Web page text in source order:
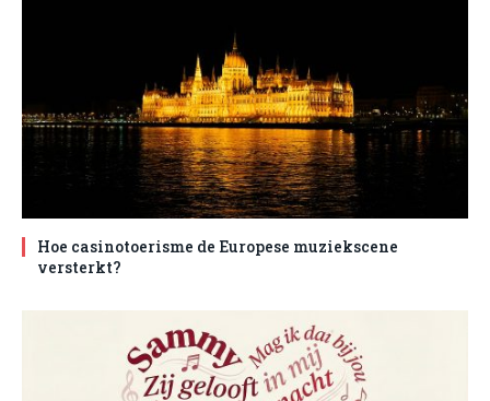
Hoe casinotoerisme de Europese muziekscene
versterkt?